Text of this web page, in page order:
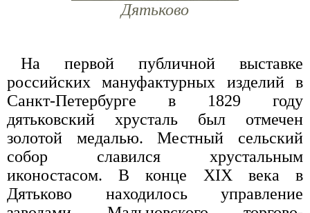
Дятьково
На первой публичной выставке
российских мануфактурных изделий в
Санкт-Петербурге в 1829 году
дятьковский хрусталь был отмечен
золотой медалью. Местный сельский
собор славился хрустальным
иконостасом. В конце XIX века в
Дятьково находилось управление